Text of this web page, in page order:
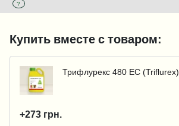
?
Купить вместе с товаром:
Трифлурекс 480 ЕС (Triflurex)
+273 грн.